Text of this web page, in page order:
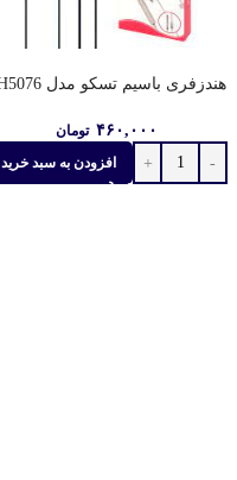
هندزفری باسیم تسکو مدل TH5076
۴۶۰,۰۰۰ تومان
افزودن به سبد خرید